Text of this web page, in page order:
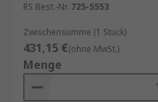
RS Best.-Nr. 725-5553
Zwischensumme (1 Stück)
431,15 €(ohne MwSt.)
Menge